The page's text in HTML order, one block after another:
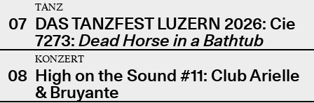
07
TANZ
DAS TANZFEST LUZERN 2026: Cie
7273: Dead Horse in a Bathtub
08
KONZERT
High on the Sound #11: Club Arielle
& Bruyante